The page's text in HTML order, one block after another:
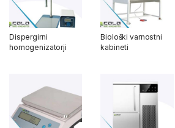
Dispergirni
homogenizatorji
Biološki varnostni
kabineti